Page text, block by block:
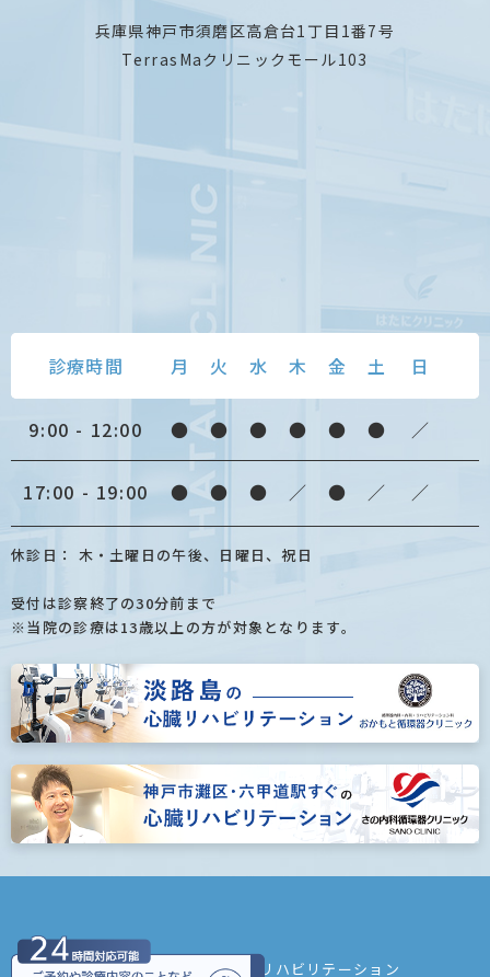
兵庫県神戸市須磨区高倉台1丁目1番7号
TerrasMaクリニックモール103
診療時間 月 火 水 木 金 土 日
9:00 - 12:00 ● ● ● ● ● ● ／
17:00 - 19:00 ● ● ● ／ ● ／ ／
休診日： 木・土曜日の午後、日曜日、祝日
受付は診察終了の30分前まで
※当院の診療は13歳以上の方が対象となります。
©内科・循環器内科・心臓リハビリテーション